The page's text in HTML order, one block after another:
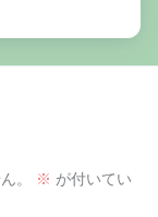
。 ※ が付いてい